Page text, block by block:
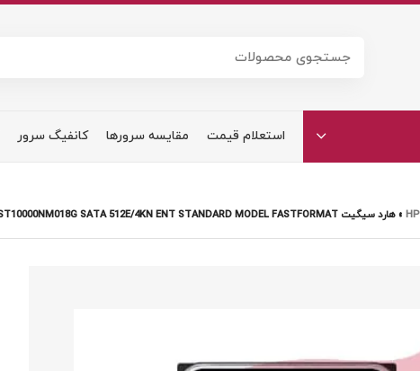
استعلام قیمت مقایسه سرورها کانفیگ سرور
»هارد سیگیت SEAGATE 10TB EXOS X18 ST10000NM018G SATA 512E/4KN ENT STANDARD MODEL FASTFORMAT